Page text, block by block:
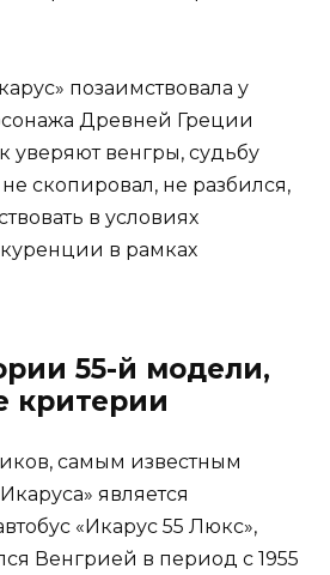
позаимствовала у
Древней Греции
уверяют венгры, судьбу
не скопировал, не разбился,
в условиях
в рамках
55-й модели,
критерии
самым известным
является
«Икарус 55 Люкс»,
Венгрией в период с 1955